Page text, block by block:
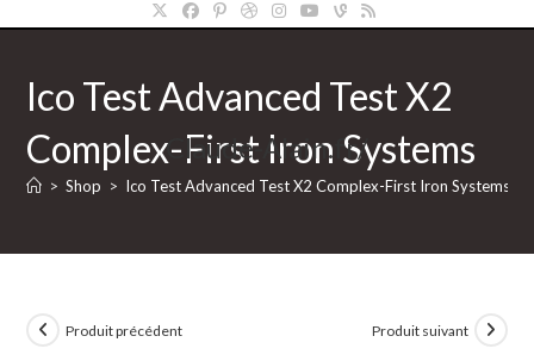
Claude-Alain.fr/
Ico Test Advanced Test X2
Complex-First Iron Systems
> Shop > Ico Test Advanced Test X2 Complex-First Iron Systems
Produit précédent Produit suivant